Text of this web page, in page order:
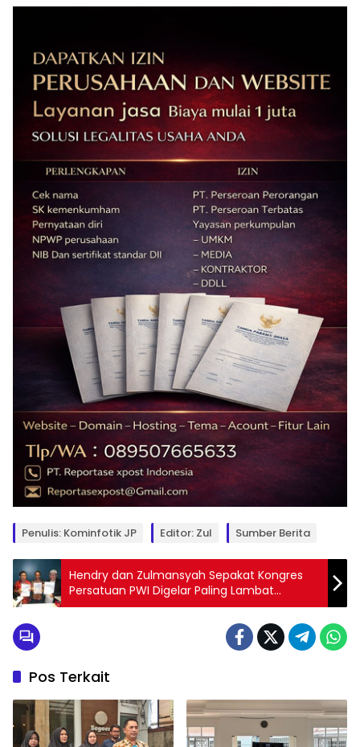
Penulis: Kominfotik JP Editor: Zul Sumber Berita
Hendry dan Zulmansyah Sepakat Kongres
Persatuan PWI Digelar Paling Lambat
Agustus 2025
Pos Terkait